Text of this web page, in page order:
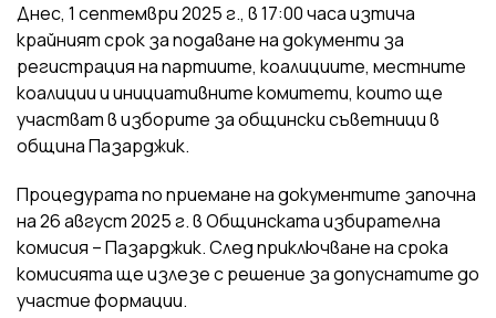
Днес, 1 септември 2025 г., в 17:00 часа изтича
крайният срок за подаване на документи за
регистрация на партиите, коалициите, местните
коалиции и инициативните комитети, които ще
участват в изборите за общински съветници в
община Пазарджик.
Процедурата по приемане на документите започна
на 26 август 2025 г. в Общинската избирателна
комисия – Пазарджик. След приключване на срока
комисията ще излезе с решение за допуснатите до
участие формации.